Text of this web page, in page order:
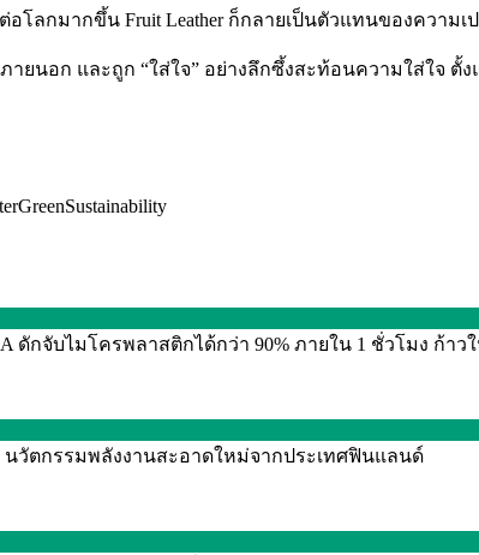
ลกมากขึ้น Fruit Leather ก็กลายเป็นตัวแทนของควา
ยนอก และถูก “ใส่ใจ” อย่างลึกซึ้งสะท้อนความใส่ใจ ตั้
Sustainability
กจับไมโครพลาสติกได้กว่า 90% ภายใน 1 ชั่วโมง ก้าว
นวัตกรรมพลังงานสะอาดใหม่จากประเทศฟินแลนด์